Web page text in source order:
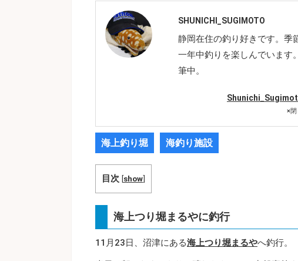
SHUNICHI_SUGIMOTO
静岡在住の釣り好きです。季
一年中釣りを楽しんでいます
筆中。
×閉
海上釣り堀 海釣り施設
目次 [show]
海上つり堀まるやに釣行
11月23日、沼津にある海上つり堀まるやへ釣行。